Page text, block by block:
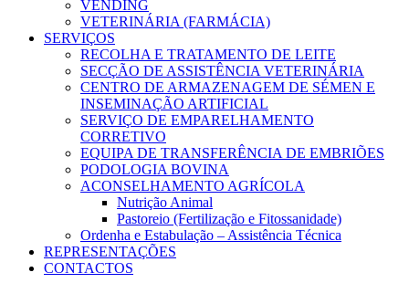
VENDING
VETERINÁRIA (FARMÁCIA)
SERVIÇOS
RECOLHA E TRATAMENTO DE LEITE
SECÇÃO DE ASSISTÊNCIA VETERINÁRIA
CENTRO DE ARMAZENAGEM DE SÉMEN E
INSEMINAÇÃO ARTIFICIAL
SERVIÇO DE EMPARELHAMENTO
CORRETIVO
EQUIPA DE TRANSFERÊNCIA DE EMBRIÕES
PODOLOGIA BOVINA
ACONSELHAMENTO AGRÍCOLA
Nutrição Animal
Pastoreio (Fertilização e Fitossanidade)
Ordenha e Estabulação – Assistência Técnica
REPRESENTAÇÕES
CONTACTOS